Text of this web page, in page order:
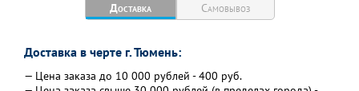
Доставка Самовывоз
Доставка в черте г. Тюмень:
— Цена заказа до 10 000 рублей - 400 руб.